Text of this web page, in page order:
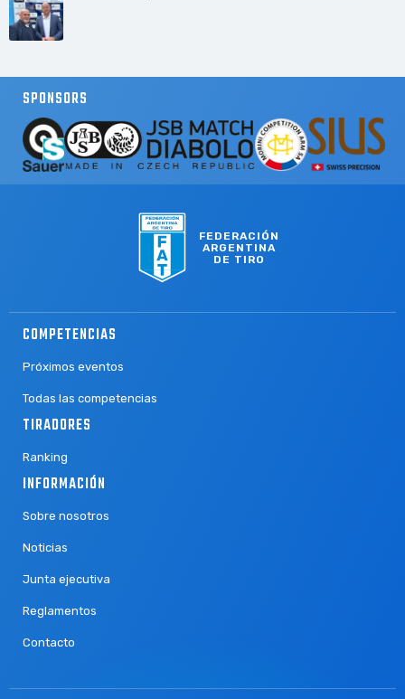
SPONSORS
FEDERACIÓN
ARGENTINA
DE TIRO
COMPETENCIAS
Próximos eventos
Todas las competencias
TIRADORES
Ranking
INFORMACIÓN
Sobre nosotros
Noticias
Junta ejecutiva
Reglamentos
Contacto